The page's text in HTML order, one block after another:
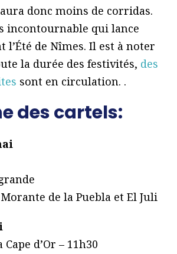
donc moins de corridas.
incontournable qui lance
l’Été de Nîmes. Il est à noter
la durée des festivités, des
sont en circulation. .
des cartels:
de la Puebla et El Juli
d’Or – 11h30